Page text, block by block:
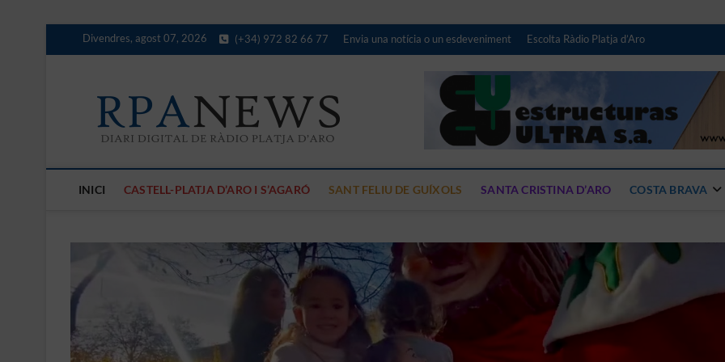
Divendres, agost 07, 2026 (+34) 972 82 66 77 Envia una notícia o un esdeveniment Escolta Ràdio Platja d’Aro
Diari digital de Ràdio Platja
LES NOTÍCIES DE LA COSTA BRAVA CENTRE
INICI CASTELL-PLATJA D’ARO I S’AGARÓ SANT FELIU DE GUÍXOLS SANTA CRISTINA D’ARO COSTA BRAVA